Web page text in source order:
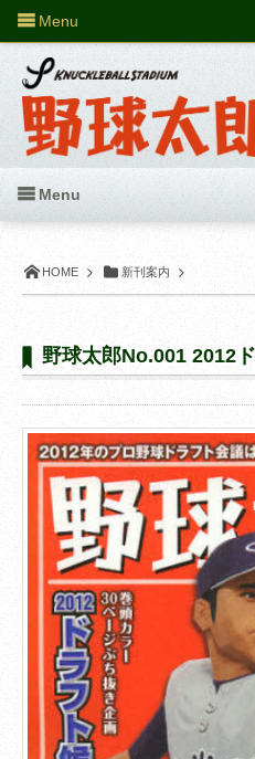
HOME 新刊案内
野球太郎No.001 2012
Menu
Menu